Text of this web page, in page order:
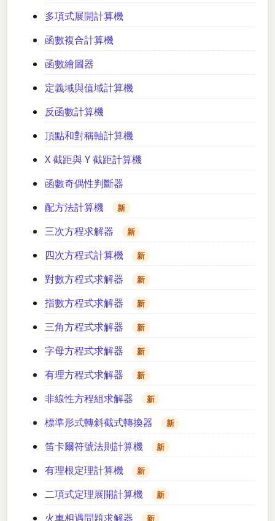
多項式展開計算機
函數複合計算機
函數繪圖器
定義域與值域計算機
反函數計算機
頂點和對稱軸計算機
X 截距與 Y 截距計算機
函數奇偶性判斷器
配方法計算機
新
三次方程求解器 新
四次方程式計算機 新
對數方程式求解器 新
指數方程式求解器 新
三角方程式求解器 新
字母方程式求解器 新
有理方程式求解器 新
非線性方程組求解器 新
標準形式轉斜截式轉換器 新
笛卡爾符號法則計算機 新
有理根定理計算機 新
二項式定理展開計算機 新
火車相遇問題求解器 新